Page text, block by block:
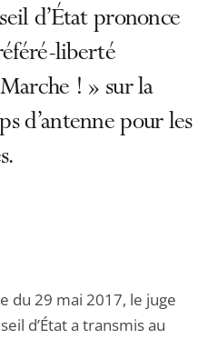
d’État prononce
liberté
! » sur la
d’antenne pour les
du 29 mai 2017, le juge
d’État a transmis au